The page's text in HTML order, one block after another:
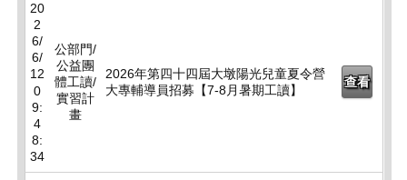
20
2
6/
6/
12
0
9:
4
8:
34
公部門/
公益團
體工讀/
實習計
畫
2026年第四十四屆大墩陽光兒童夏令營
大專輔導員招募【7-8月暑期工讀】
查看